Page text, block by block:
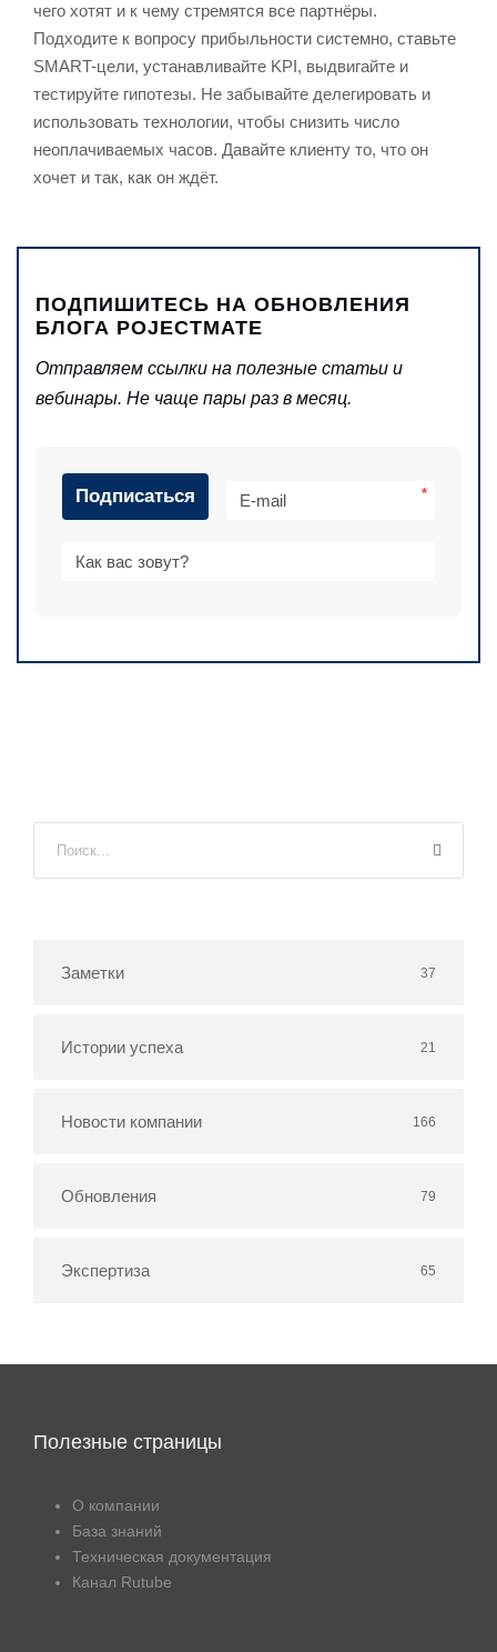
чего хотят и к чему стремятся все партнёры.
Подходите к вопросу прибыльности системно, ставьте
SMART-цели, устанавливайте KPI, выдвигайте и
тестируйте гипотезы. Не забывайте делегировать и
использовать технологии, чтобы снизить число
неоплачиваемых часов. Давайте клиенту то, что он
хочет и так, как он ждёт.
ПОДПИШИТЕСЬ НА ОБНОВЛЕНИЯ
БЛОГА POJECTMATE
Отправляем ссылки на полезные статьи и
вебинары. Не чаще пары раз в месяц.
Подписаться *
Заметки 37
Истории успеха 21
Новости компании 166
Обновления 79
Экспертиза 65
Полезные страницы
О компании
База знаний
Техническая документация
Канал Rutube